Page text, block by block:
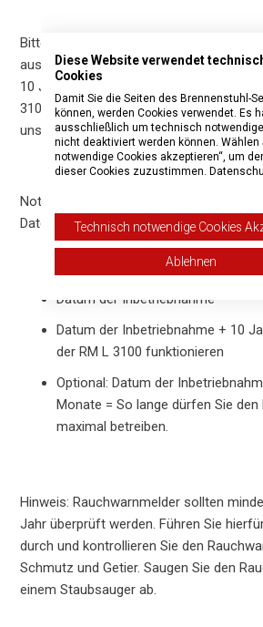
Bitte beachten: Die verbaute Batterie ist
ausgelegt. Das heißt, dass Sie den RM L
10 Jahre betreiben können. Sollte Ihr RM
3101 bereits vorher den Dienst
uns als Hersteller wenden und
Notieren Sie also mit einem
Daten auf dem Rauchwarnmelder:
Datum der Inbetriebnahme
Datum der Inbetriebnahme + 10
der RM L 3100 funktionieren
Optional: Datum der
Monate = So lange dürfen Sie
maximal betreiben.
Hinweis: Rauchwarnmelder sollten
Jahr überprüft werden. Führen Sie
durch und kontrollieren Sie den
Schmutz und Getier. Saugen Sie den
einem Staubsauger ab.
Diese Website verwendet
Cookies
Damit Sie die Seiten des Brennenstuhl-
können, werden Cookies verwendet. Es
ausschließlich um technisch
nicht deaktiviert werden können. Wählen
notwendige Cookies akzeptieren“, um
dieser Cookies zuzustimmen.
Technisch notwendige Cookies
Ablehnen